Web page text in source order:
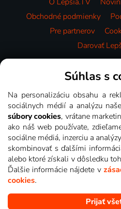
Obchodné podmienky
Pre partnerov
Darovať
Copyright © goNET s.r.o. Na tomto
Súhlas s
Na personalizáciu obsahu a
sociálnych médií a analýzu
súbory cookies, vrátane
ako náš web používate,
sociálne médiá, inzerciu a
skombinovať s ďalšími
alebo ktoré získali v dôsledku
Ďalšie informácie nájdete v
cookies.
Prijať